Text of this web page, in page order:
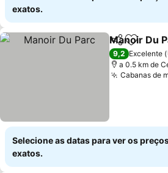
exatos.
Partilhar
Manoir Du
9,2 Excelente
a 0.5 km de
Cabanas de
Selecione as datas para ver os
exatos.